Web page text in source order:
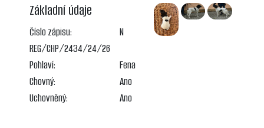
Základní údaje
Číslo zápisu:
N
REG/CHP/2434/24/26
Pohlaví:
Fena
Chovný:
Ano
Uchovněný:
Ano